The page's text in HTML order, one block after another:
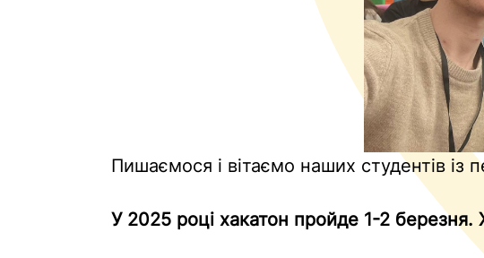
Пишаємося і вітаємо наших студентів із
У 2025 році хакатон пройде 1-2